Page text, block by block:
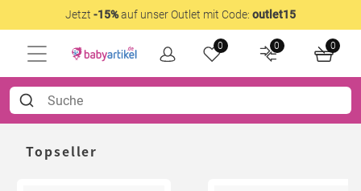
Jetzt -15%auf unser Outlet mit Code: outlet15
0 0 0
Topseller